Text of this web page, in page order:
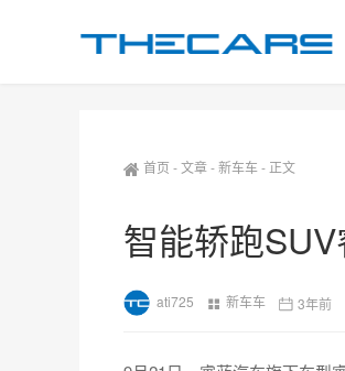
首页 -文章-新车车- 正文
智能轿跑
ati725 新车车 3年前